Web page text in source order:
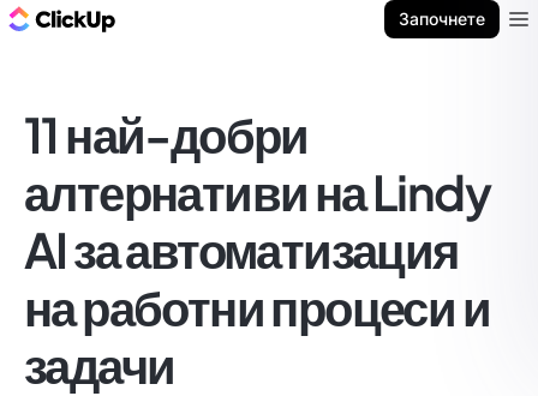
Започнете
11 най-добри
алтернативи на Lindy
AI за автоматизация
на работни процеси и
задачи